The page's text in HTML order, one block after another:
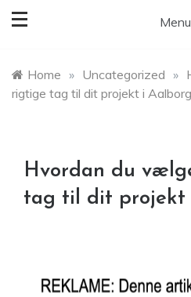
Menu
Home » Uncategorized »
rigtige tag til dit projekt i Aalborg
Hvordan du
tag til dit projekt